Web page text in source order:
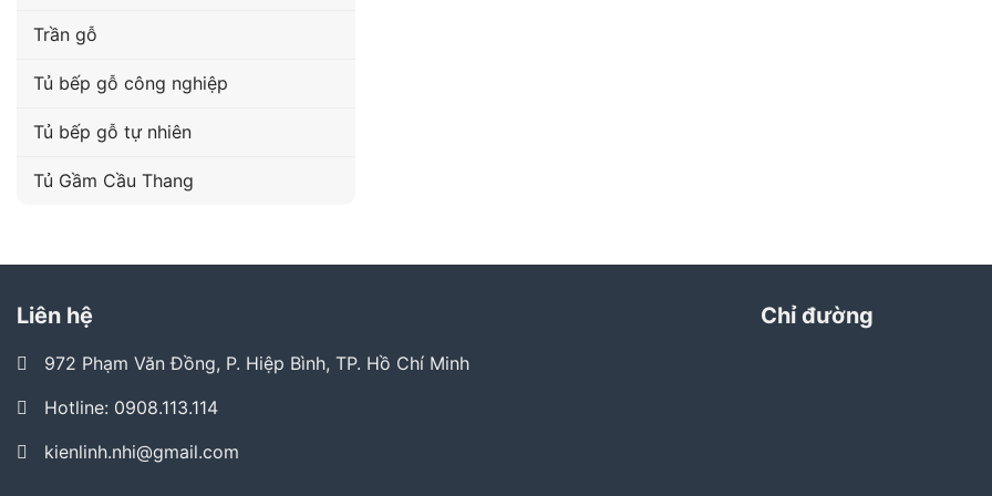
Trần gỗ
Tủ bếp gỗ công nghiệp
Tủ bếp gỗ tự nhiên
Tủ Gầm Cầu Thang
Liên hệ
972 Phạm Văn Đồng, P. Hiệp Bình, TP. Hồ Chí Minh
Hotline: 0908.113.114
kienlinh.nhi@gmail.com
Chỉ đường